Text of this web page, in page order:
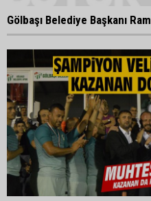
Gölbaşı Belediye Başkanı